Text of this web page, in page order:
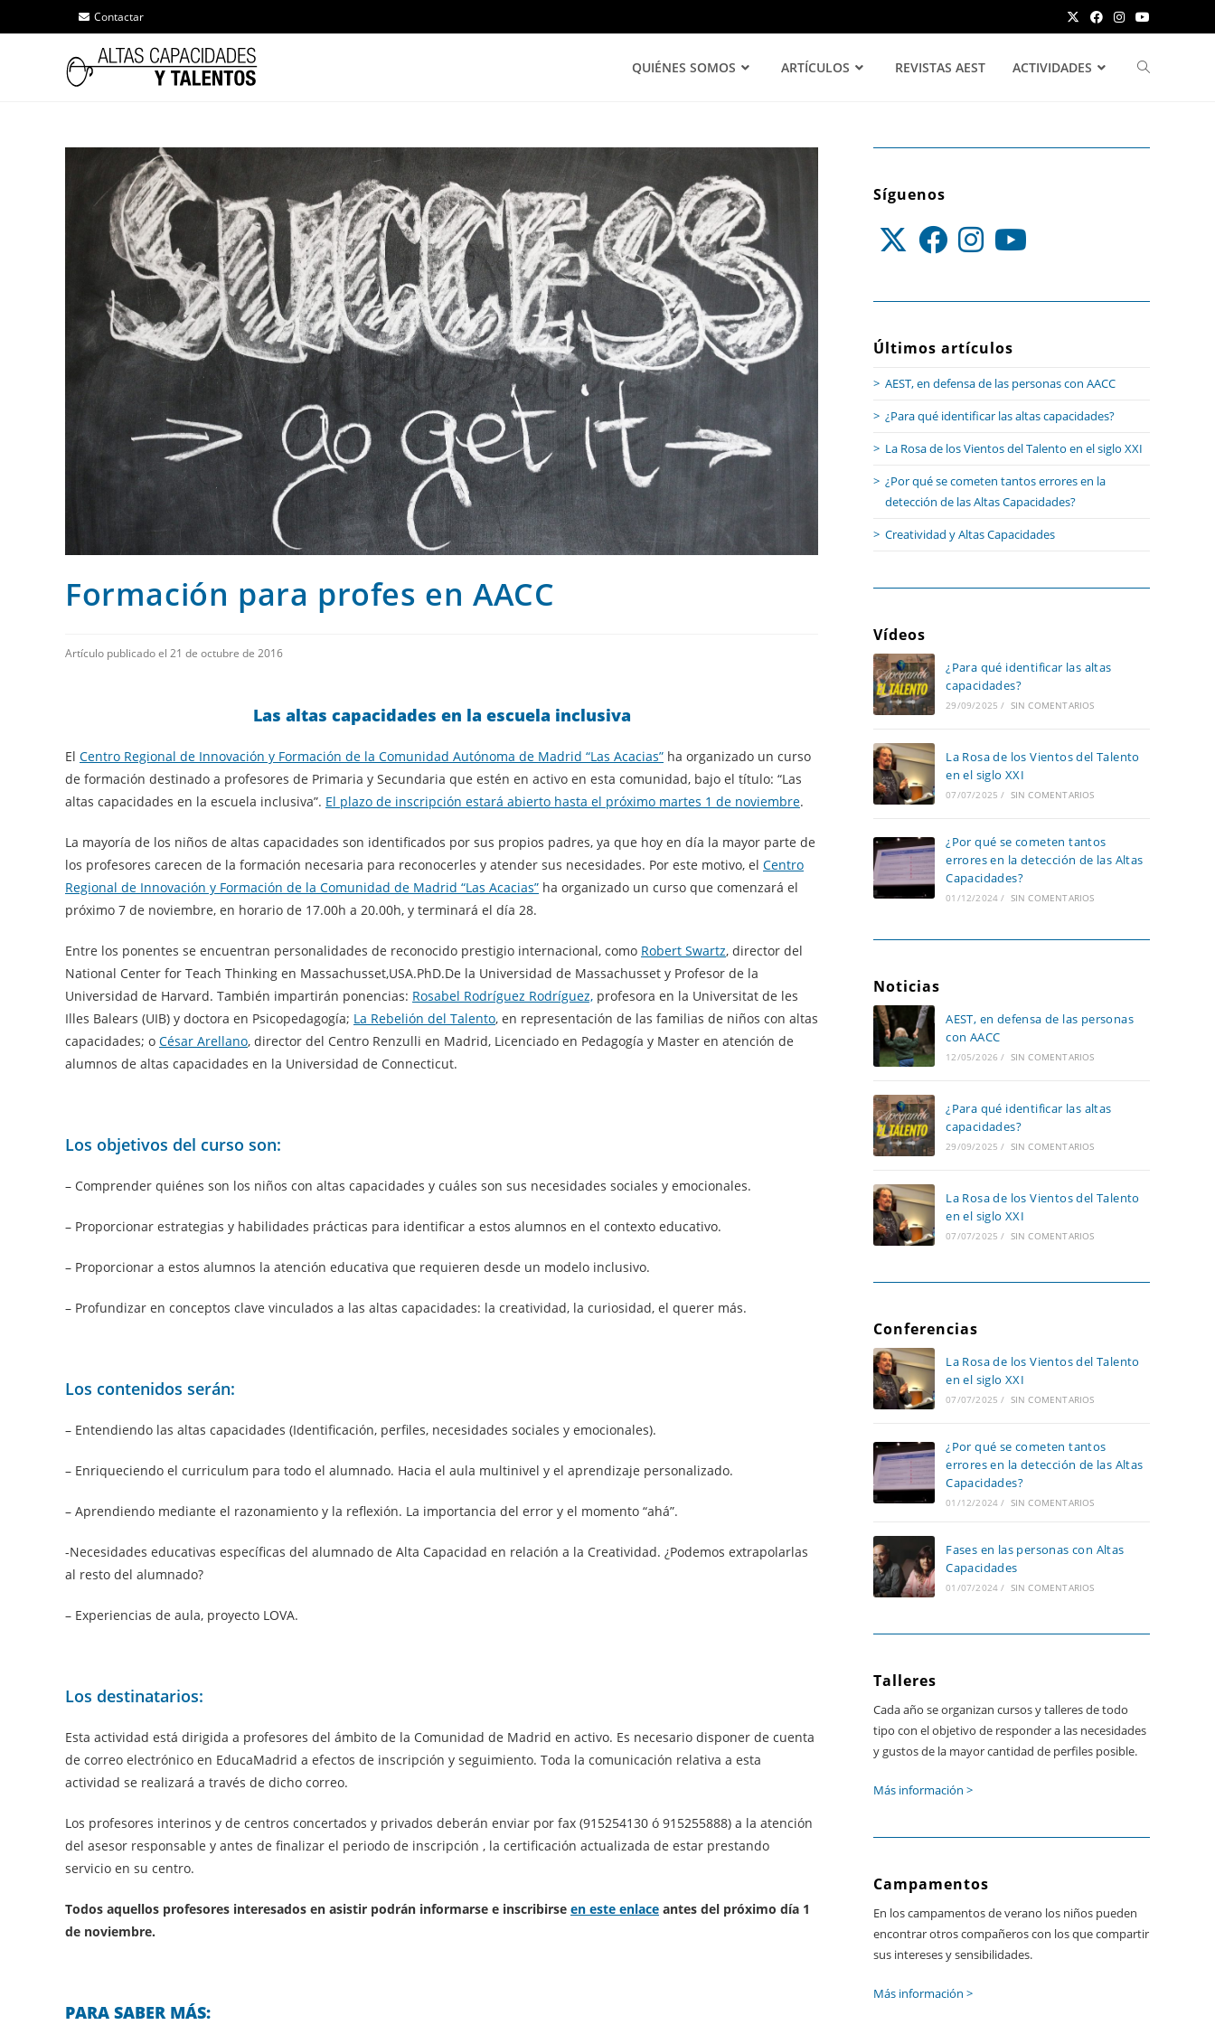
Contactar
QUIÉNES SOMOS ARTÍCULOS REVISTAS AEST ACTIVIDADES
Formación para profes en AACC
Artículo publicado el 21 de octubre de 2016
Las altas capacidades en la escuela inclusiva
El Centro Regional de Innovación y Formación de la Comunidad Autónoma de Madrid “Las Acacias” ha organizado un curso
de formación destinado a profesores de Primaria y Secundaria que estén en activo en esta comunidad, bajo el título: “Las
altas capacidades en la escuela inclusiva”. El plazo de inscripción estará abierto hasta el próximo martes 1 de noviembre.
La mayoría de los niños de altas capacidades son identificados por sus propios padres, ya que hoy en día la mayor parte de
los profesores carecen de la formación necesaria para reconocerles y atender sus necesidades. Por este motivo, el Centro
Regional de Innovación y Formación de la Comunidad de Madrid “Las Acacias” ha organizado un curso que comenzará el
próximo 7 de noviembre, en horario de 17.00h a 20.00h, y terminará el día 28.
Entre los ponentes se encuentran personalidades de reconocido prestigio internacional, como Robert Swartz, director del
National Center for Teach Thinking en Massachusset,USA.PhD.De la Universidad de Massachusset y Profesor de la
Universidad de Harvard. También impartirán ponencias: Rosabel Rodríguez Rodríguez, profesora en la Universitat de les
Illes Balears (UIB) y doctora en Psicopedagogía; La Rebelión del Talento, en representación de las familias de niños con altas
capacidades; o César Arellano, director del Centro Renzulli en Madrid, Licenciado en Pedagogía y Master en atención de
alumnos de altas capacidades en la Universidad de Connecticut.
Los objetivos del curso son:
– Comprender quiénes son los niños con altas capacidades y cuáles son sus necesidades sociales y emocionales.
– Proporcionar estrategias y habilidades prácticas para identificar a estos alumnos en el contexto educativo.
– Proporcionar a estos alumnos la atención educativa que requieren desde un modelo inclusivo.
– Profundizar en conceptos clave vinculados a las altas capacidades: la creatividad, la curiosidad, el querer más.
Los contenidos serán:
– Entendiendo las altas capacidades (Identificación, perfiles, necesidades sociales y emocionales).
– Enriqueciendo el curriculum para todo el alumnado. Hacia el aula multinivel y el aprendizaje personalizado.
– Aprendiendo mediante el razonamiento y la reflexión. La importancia del error y el momento “ahá”.
-Necesidades educativas específicas del alumnado de Alta Capacidad en relación a la Creatividad. ¿Podemos extrapolarlas
al resto del alumnado?
– Experiencias de aula, proyecto LOVA.
Los destinatarios:
Esta actividad está dirigida a profesores del ámbito de la Comunidad de Madrid en activo. Es necesario disponer de cuenta
de correo electrónico en EducaMadrid a efectos de inscripción y seguimiento. Toda la comunicación relativa a esta
actividad se realizará a través de dicho correo.
Los profesores interinos y de centros concertados y privados deberán enviar por fax (915254130 ó 915255888) a la atención
del asesor responsable y antes de finalizar el periodo de inscripción , la certificación actualizada de estar prestando
servicio en su centro.
Todos aquellos profesores interesados en asistir podrán informarse e inscribirse en este enlace antes del próximo día 1
de noviembre.
PARA SABER MÁS:
Síguenos
Últimos artículos
AEST, en defensa de las personas con AACC
¿Para qué identificar las altas capacidades?
La Rosa de los Vientos del Talento en el siglo XXI
¿Por qué se cometen tantos errores en la
detección de las Altas Capacidades?
Creatividad y Altas Capacidades
Vídeos
¿Para qué identificar las altas
capacidades?
29/09/2025 / SIN COMENTARIOS
La Rosa de los Vientos del Talento
en el siglo XXI
07/07/2025 / SIN COMENTARIOS
¿Por qué se cometen tantos
errores en la detección de las Altas
Capacidades?
01/12/2024 / SIN COMENTARIOS
Noticias
AEST, en defensa de las personas
con AACC
12/05/2026 / SIN COMENTARIOS
¿Para qué identificar las altas
capacidades?
29/09/2025 / SIN COMENTARIOS
La Rosa de los Vientos del Talento
en el siglo XXI
07/07/2025 / SIN COMENTARIOS
Conferencias
La Rosa de los Vientos del Talento
en el siglo XXI
07/07/2025 / SIN COMENTARIOS
¿Por qué se cometen tantos
errores en la detección de las Altas
Capacidades?
01/12/2024 / SIN COMENTARIOS
Fases en las personas con Altas
Capacidades
01/07/2024 / SIN COMENTARIOS
Talleres
Cada año se organizan cursos y talleres de todo
tipo con el objetivo de responder a las necesidades
y gustos de la mayor cantidad de perfiles posible.
Más información >
Campamentos
En los campamentos de verano los niños pueden
encontrar otros compañeros con los que compartir
sus intereses y sensibilidades.
Más información >